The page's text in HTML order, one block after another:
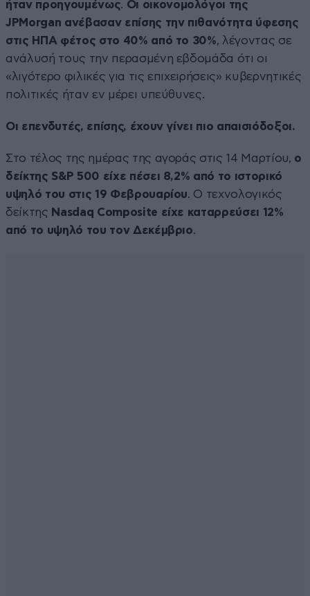
ήταν προηγουμένως. Οι οικονομολόγοι της
JPMorgan ανέβασαν επίσης την πιθανότητα ύφεσης
στις ΗΠΑ φέτος στο 40% από το 30%, λέγοντας σε
ανάλυσή τους την περασμένη εβδομάδα ότι οι
«λιγότερο φιλικές για τις επιχειρήσεις» κυβερνητικές
πολιτικές ήταν εν μέρει υπεύθυνες.
Οι επενδυτές, επίσης, έχουν γίνει πιο απαισιόδοξοι.
Στο τέλος της ημέρας της αγοράς στις 14 Μαρτίου, ο
δείκτης S&P 500 είχε πέσει 8,2% από το ιστορικό
υψηλό του στις 19 Φεβρουαρίου. Ο τεχνολογικός
δείκτης Nasdaq Composite είχε καταρρεύσει 12%
από το υψηλό του τον Δεκέμβριο.